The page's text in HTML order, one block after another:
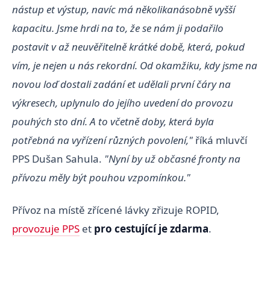
nástup et výstup, navíc má několikanásobně vyšší
kapacitu. Jsme hrdi na to, že se nám ji podařilo
postavit v až neuvěřitelně krátké době, která, pokud
vím, je nejen u nás rekordní. Od okamžiku, kdy jsme na
novou loď dostali zadání et udělali první čáry na
výkresech, uplynulo do jejího uvedení do provozu
pouhých sto dní. A to včetně doby, která byla
potřebná na vyřízení různých povolení," říká mluvčí
PPS Dušan Sahula. "Nyní by už občasné fronty na
přívozu měly být pouhou vzpomínkou."
Přívoz na místě zřícené lávky zřizuje ROPID,
provozuje PPS et pro cestující je zdarma.